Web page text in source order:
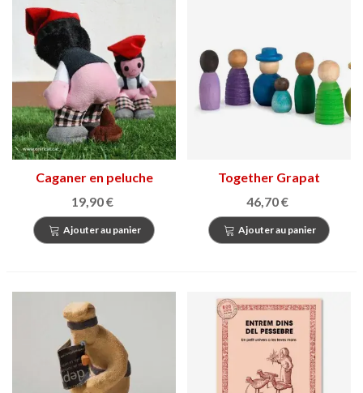
Caganer en peluche
19,90 €
Ajouter au panier
Together Grapat
46,70 €
Ajouter au panier